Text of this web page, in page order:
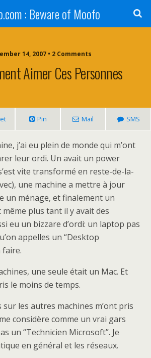
: Beware of Moofo
14, 2007 • 2 Comments
Aimer Ces Personnes
Pin Mail SMS
j’ai eu plein de monde qui m’ont
leur ordi. Un avait un power
vite transformé en reste-de-la-
une machine a mettre à jour
un ménage, et finalement un
plus tant il y avait des
eu un bizzare d’ordi: un laptop pas
appelles un “Desktop
faire.
une seule était un Mac. Et
le moins de temps.
les autres machines m’ont pris
considère comme un vrai gars
un “Technicien Microsoft”. Je
en général et les réseaux.